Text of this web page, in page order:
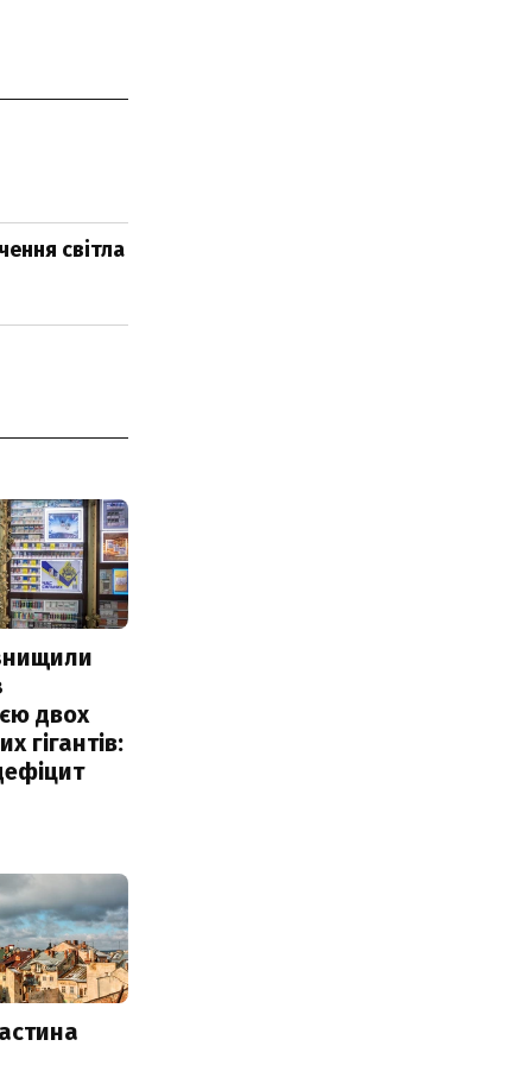
світла
двох
гігантів: